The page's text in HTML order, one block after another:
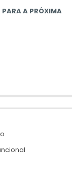
PARA A PRÓXIMA